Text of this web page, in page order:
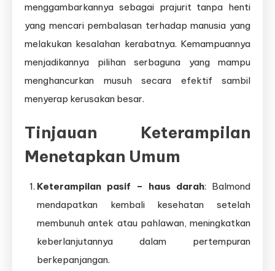
menggambarkannya sebagai prajurit tanpa henti
yang mencari pembalasan terhadap manusia yang
melakukan kesalahan kerabatnya. Kemampuannya
menjadikannya pilihan serbaguna yang mampu
menghancurkan musuh secara efektif sambil
menyerap kerusakan besar.
Tinjauan Keterampilan
Menetapkan Umum
Keterampilan pasif – haus darah: Balmond
mendapatkan kembali kesehatan setelah
membunuh antek atau pahlawan, meningkatkan
keberlanjutannya dalam pertempuran
berkepanjangan.